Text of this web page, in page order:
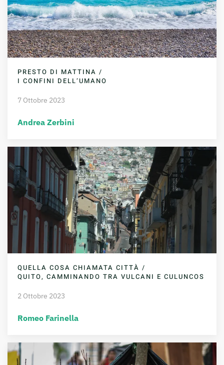
PRESTO DI MATTINA /
I CONFINI DELL’UMANO
7 Ottobre 2023
Andrea Zerbini
QUELLA COSA CHIAMATA CITTÀ /
QUITO, CAMMINANDO TRA VULCANI E CULUNCOS
2 Ottobre 2023
Romeo Farinella